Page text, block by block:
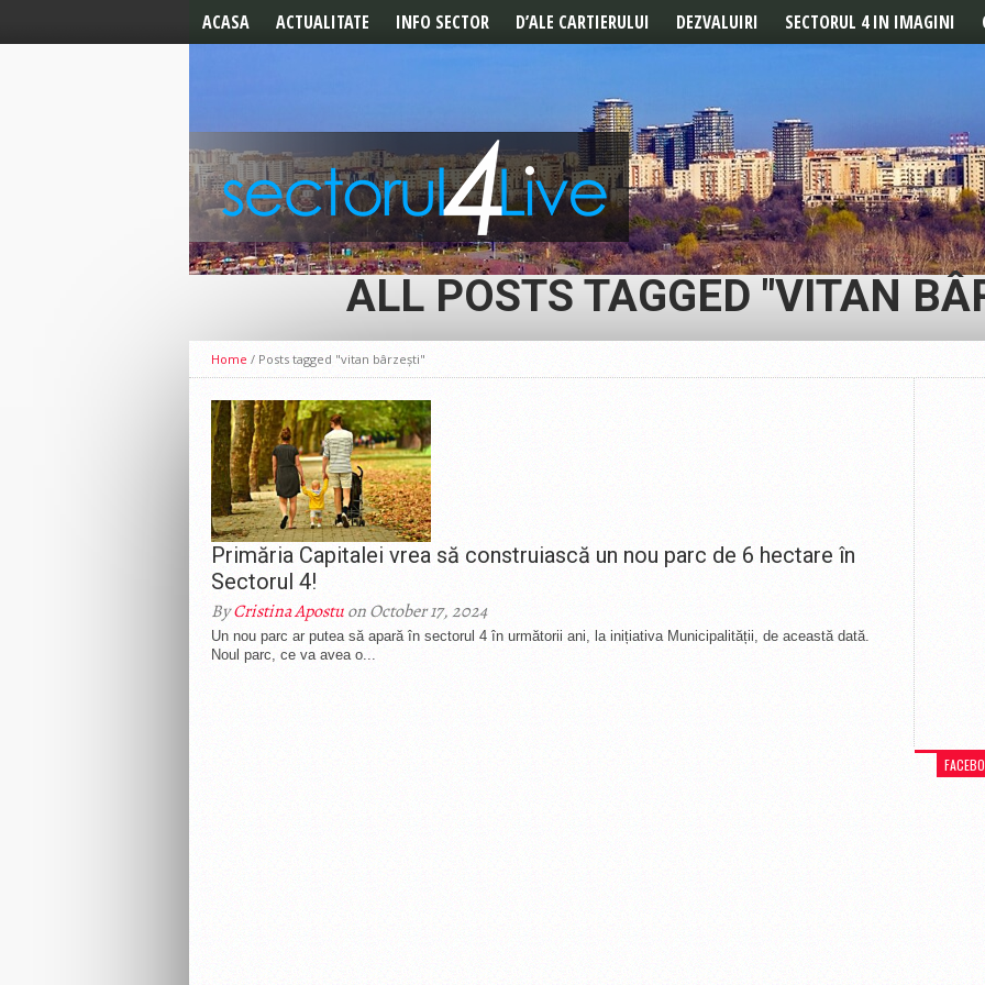
ACASA ACTUALITATE
ALEGERI PREZIDENTIALE
ALEGERI
EUROPARLAMENTARE
CELE MAI NOI STIRI
EDITORIAL
INFO SECTOR D’ALE CARTIERULUI
DE LA CITITORI
DEZVALUIRI SECTORUL 4 IN IMAGINI
ALL POSTS TAGGED "VITAN
Home / Posts tagged "vitan bârzești"
Primăria Capitalei vrea să construiască un nou parc de 6 hectare în
Sectorul 4!
ByCristina Apostuon October 17, 2024
Un nou parc ar putea să apară în sectorul 4 în următorii ani, la inițiativa Municipalității, de această dată.
Noul parc, ce va avea o...